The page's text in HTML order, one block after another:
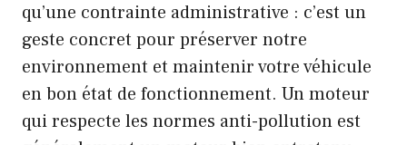
qu’une contrainte administrative : c’est un
geste concret pour préserver notre
environnement et maintenir votre véhicule
en bon état de fonctionnement. Un moteur
qui respecte les normes anti-pollution est